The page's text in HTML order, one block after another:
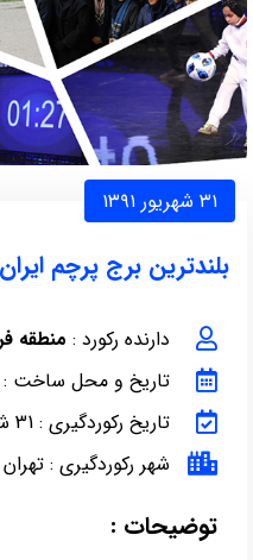
۳۱ شهریور ۱۳۹۱
بلندترین برج پرچم ایران
دارنده رکورد : منطقه
تاریخ و محل ساخت : 31 شهریور ماه 1391 / تهران
تاریخ رکوردگیری : 31 شهریور ماه 1391
شهر رکوردگیری : تهران
توضیحات :